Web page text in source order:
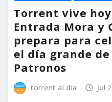
Torrent vive
Entrada Mora y
prepara para
el día grande de
Patronos
torrent al dia Jul